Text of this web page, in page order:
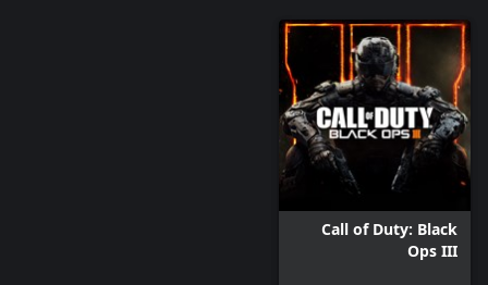
Call of Duty: Black
Ops III